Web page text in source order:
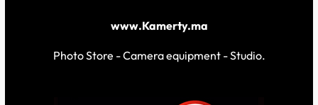
www.Kamerty.ma
Photo Store - Camera equipment - Studio.